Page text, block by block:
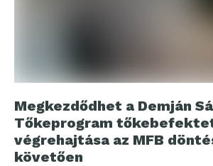
Megkezdődhet a Demján
Tőkeprogram
végrehajtása az MFB
követően